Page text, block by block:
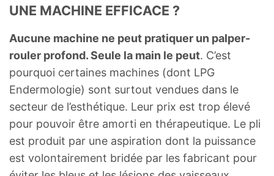
UNE MACHINE EFFICACE ?
Aucune machine ne peut pratiquer un palper-
rouler profond. Seule la main le peut. C’est
pourquoi certaines machines (dont LPG
Endermologie) sont surtout vendues dans le
secteur de l’esthétique. Leur prix est trop élevé
pour pouvoir être amorti en thérapeutique. Le pli
est produit par une aspiration dont la puissance
est volontairement bridée par les fabricant pour